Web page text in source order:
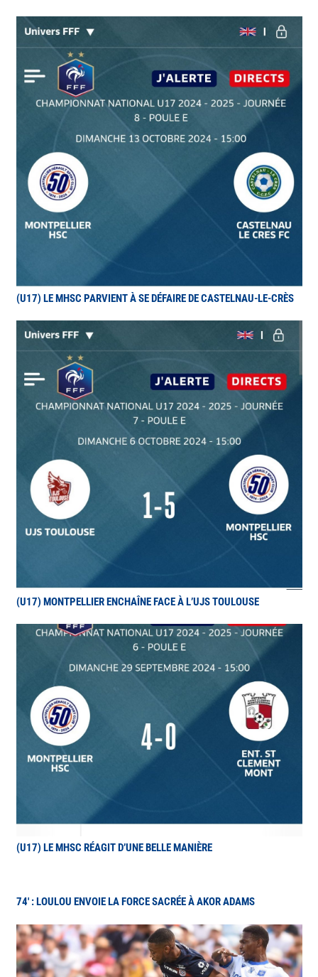
(U17) LE MHSC PARVIENT À SE DÉFAIRE DE CASTELNAU-LE-CRÈS
(U17) MONTPELLIER ENCHAÎNE FACE À L’UJS TOULOUSE
(U17) LE MHSC RÉAGIT D’UNE BELLE MANIÈRE
74′ : LOULOU ENVOIE LA FORCE SACRÉE À AKOR ADAMS